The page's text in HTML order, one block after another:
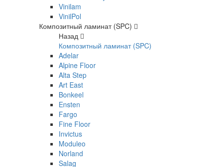
Vinilam
VinilPol
Композитный ламинат (SPC)
Назад
Композитный ламинат (SPC)
Adelar
Alpine Floor
Alta Step
Art East
Bonkeel
Ensten
Fargo
Fine Floor
Invictus
Moduleo
Norland
Salag